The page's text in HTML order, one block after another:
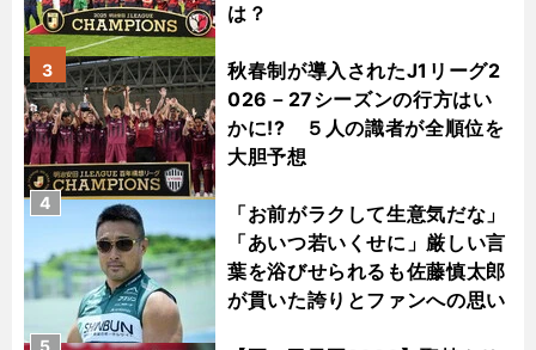
は？
秋春制が導入されたJ1リーグ2
026－27シーズンの行方はい
かに!? ５人の識者が全順位を
大胆予想
3
「お前がラクして生意気だな」
「あいつ若いくせに」厳しい言
葉を浴びせられるも佐藤慎太郎
が貫いた誇りとファンへの思い
4